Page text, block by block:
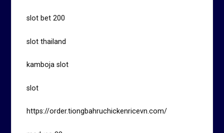
slot bet 200
slot thailand
kamboja slot
slot
https://order.tiongbahruchickenricevn.com/